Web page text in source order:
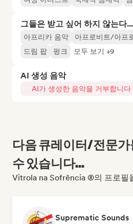
그들은 받고 싶어 하지 않는다...
아프리카 음악 아프로비트/아프
드림 팝
펑크 모두 보기 +9
AI 생성 음악
AI가 생성한 음악을 거부합니다
다음 큐레이터/전문가
수 있습니다...
Vitrola na Sofrência ®의 프로필
Suprematic Sounds